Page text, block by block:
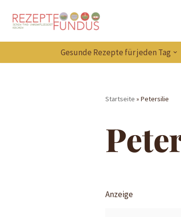
Zum
Inhalt
Gesunde Rezepte für jeden Tag
Startseite » Petersilie
Anzeige